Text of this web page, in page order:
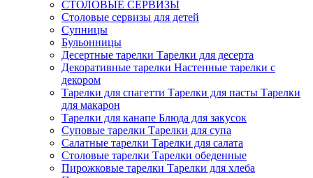
СТОЛОВЫЕ СЕРВИЗЫ
Столовые сервизы для детей
Супницы
Бульонницы
Десертные тарелки Тарелки для десерта
Декоративные тарелки Настенные тарелки с
декором
Тарелки для спагетти Тарелки для пасты Тарелки
для макарон
Тарелки для канапе Блюда для закусок
Суповые тарелки Тарелки для супа
Салатные тарелки Тарелки для салата
Столовые тарелки Тарелки обеденные
Пирожковые тарелки Тарелки для хлеба